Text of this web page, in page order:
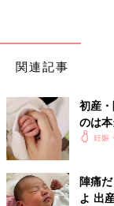
関連記事
初産
のは
妊娠
陣痛
よ 出